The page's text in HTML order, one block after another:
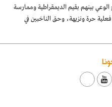
بينهم بقيم الديمقراطية وممارسة
حرة ونزيهة، وحق الناخبين في